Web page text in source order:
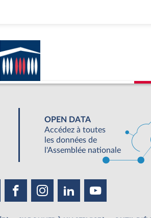
OPEN DATA
Accédez à toutes
les données de
l'Assemblée nationale